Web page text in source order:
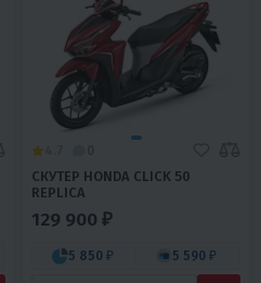
СКУТЕР HONDA CLICK 50
REPLICA
129 900 ₽
5 850 ₽ 5 590 ₽